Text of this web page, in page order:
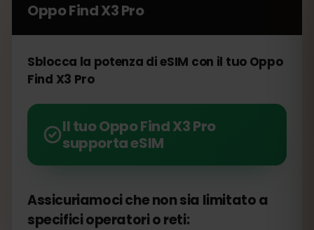
Oppo Find X3 Pro
Sblocca la potenza di eSIM con il tuo Oppo
Find X3 Pro
Il tuo Oppo Find X3 Pro
supporta eSIM
Assicuriamoci che non sia limitato a
specifici operatori o reti: